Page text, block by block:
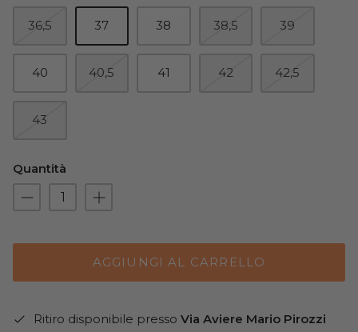
36,5 37 38 38,5 39
40 40,5 41 42 42,5
43
Quantità
AGGIUNGI AL CARRELLO
Ritiro disponibile presso Via Aviere Mario Pirozzi